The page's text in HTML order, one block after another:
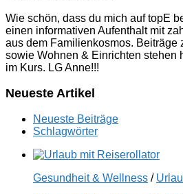
Wie schön, dass du mich auf topE
einen informativen Aufenthalt mit
aus dem Familienkosmos. Beiträge
sowie Wohnen & Einrichten stehen
im Kurs. LG Anne!!!
Neueste Artikel
Neueste Beiträge
Schlagwörter
Gesundheit & Wellness /